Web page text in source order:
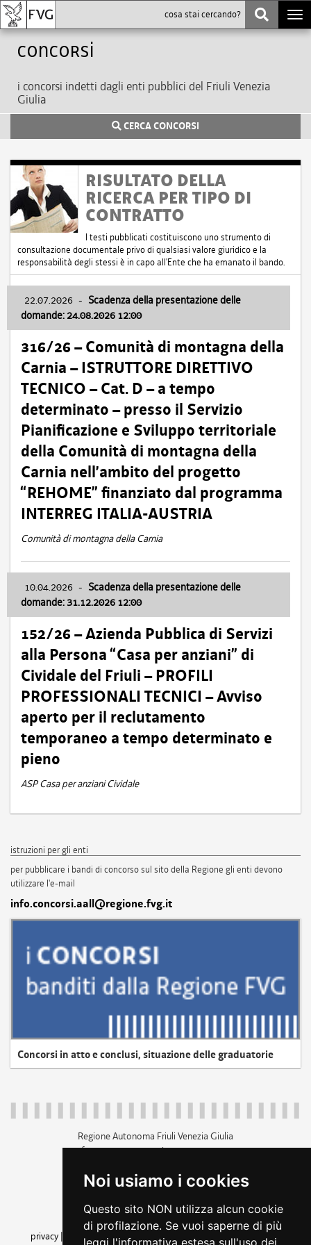
Noi usiamo i cookies
Questo sito NON utilizza alcun cookie
di profilazione. Se vuoi saperne di più
leggi l'informativa estesa sull'uso dei
Concorsi
i concorsi indetti dagli enti pubblici del Friuli Venezia
Giulia
CERCA CONCORSI
RISULTATO DELLA
RICERCA PER TIPO DI
CONTRATTO
I testi pubblicati costituiscono uno strumento di
consultazione documentale privo di qualsiasi valore giuridico e la
responsabilità degli stessi è in capo all'Ente che ha emanato il bando.
22.07.2026 - Scadenza della presentazione delle
domande: 24.08.2026 12:00
316/26 – Comunità di montagna della
Carnia – ISTRUTTORE DIRETTIVO
TECNICO – Cat. D – a tempo
determinato – presso il Servizio
Pianificazione e Sviluppo territoriale
della Comunità di montagna della
Carnia nell’ambito del progetto
“REHOME” finanziato dal programma
INTERREG ITALIA-AUSTRIA
Comunità di montagna della Carnia
10.04.2026 - Scadenza della presentazione delle
domande: 31.12.2026 12:00
152/26 – Azienda Pubblica di Servizi
alla Persona “Casa per anziani” di
Cividale del Friuli – PROFILI
PROFESSIONALI TECNICI – Avviso
aperto per il reclutamento
temporaneo a tempo determinato e
pieno
ASP Casa per anziani Cividale
istruzioni per gli enti
per pubblicare i bandi di concorso sul sito della Regione gli enti devono
utilizzare l'e-mail
info.concorsi.aall@regione.fvg.it
Concorsi in atto e conclusi, situazione delle graduatorie
Regione Autonoma Friuli Venezia Giulia
c.f. 80014930327; p.iva 00526040324
+39 040 3771111
amministrazione trasparente
privacy
cookie |note legali accessibilità
dichiarazione di